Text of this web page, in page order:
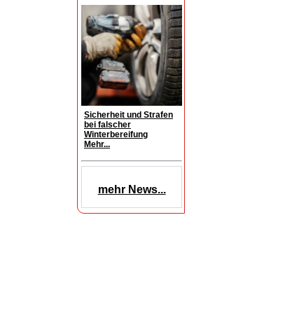
Sicherheit und Strafen
bei falscher
Winterbereifung
Mehr...
mehr News...